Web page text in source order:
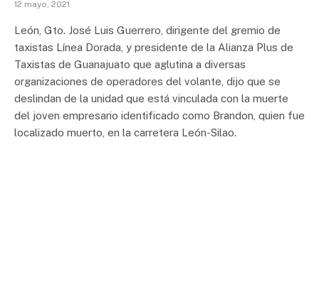
12 mayo, 2021
León, Gto. José Luis Guerrero, dirigente del gremio de
taxistas Línea Dorada, y presidente de la Alianza Plus de
Taxistas de Guanajuato que aglutina a diversas
organizaciones de operadores del volante, dijo que se
deslindan de la unidad que está vinculada con la muerte
del joven empresario identificado como Brandon, quien fue
localizado muerto, en la carretera León-Silao.